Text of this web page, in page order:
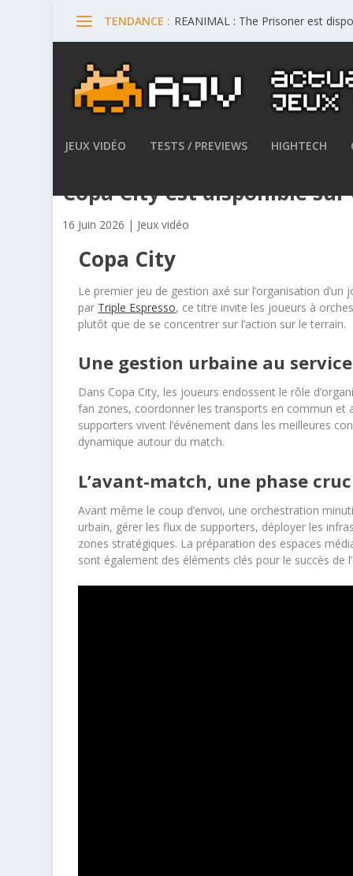
TENDANCE : REANIMAL : The Prisoner est
JEUX VIDÉO TESTS / PREVIEWS HIGHTECH
Copa City est disponible sur
16 Juin 2026 | Jeux vidéo
Copa City
Le premier jeu de gestion axé sur l’organisation
par Triple Espresso, ce titre invite les joueurs à
plutôt que de se concentrer sur l’action sur le terrain.
Une gestion urbaine au
Dans Copa City, les joueurs endossent le rôle
fan zones, coordonner les transports en commun et
supporters vivent l’événement dans les meilleures
dynamique autour du match.
L’avant-match, une phase
Avant même le coup d’envoi, une orchestration
urbain, gérer les flux de supporters, déployer les
zones stratégiques. La préparation des espaces
sont également des éléments clés pour le succès de